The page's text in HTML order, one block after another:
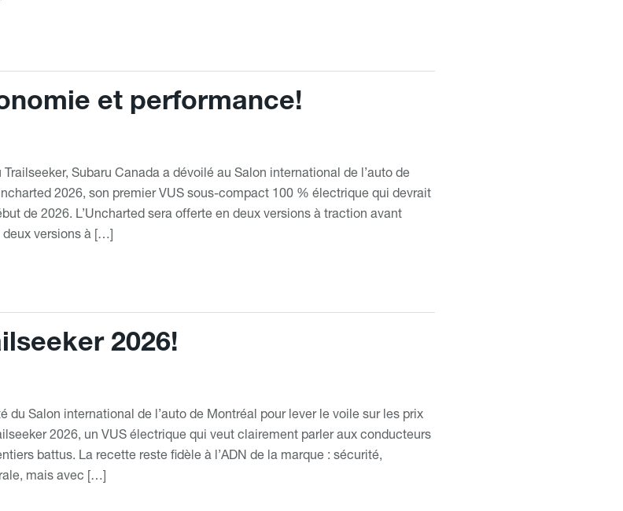
et performance!
Subaru Canada a dévoilé au Salon international de l’auto de
2026, son premier VUS sous-compact 100 % électrique qui devrait
de 2026. L’Uncharted sera offerte en deux versions à traction avant
deux versions à […]
2026!
du Salon international de l’auto de Montréal pour lever le voile sur les prix
2026, un VUS électrique qui veut clairement parler aux conducteurs
battus. La recette reste fidèle à l’ADN de la marque : sécurité,
mais avec […]